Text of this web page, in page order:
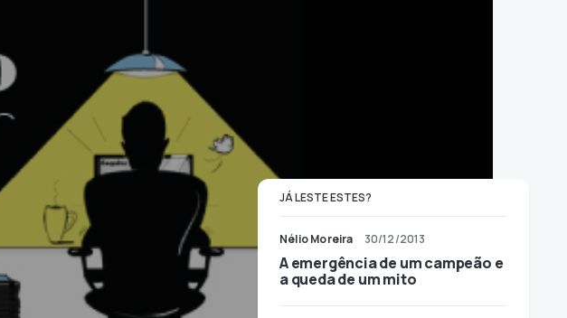
JÁ LESTE ESTES?
Nélio Moreira 30/12/2013
A emergência de um campeão e
a queda de um mito